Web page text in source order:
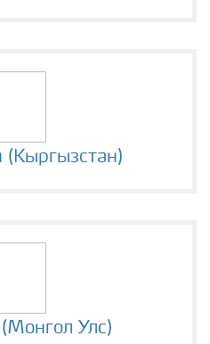
(Кыргызстан)
Улс)